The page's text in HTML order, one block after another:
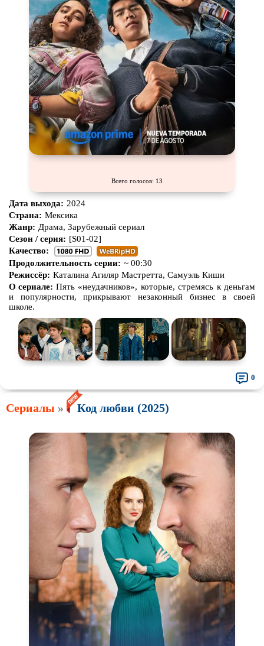
Всего голосов: 13
Дата выхода: 2024
Страна: Мексика
Жанр: Драма, Зарубежный сериал
Сезон / серия: [S01-02]
Качество:
Продолжительность серии: ~ 00:30
Режиссёр: Каталина Агиляр Мастретта, Самуэль Киши
О сериале: Пять «неудачников», которые, стремясь к деньгам
и популярности, прикрывают незаконный бизнес в своей
школе.
0
Сериалы » Код любви (2025)